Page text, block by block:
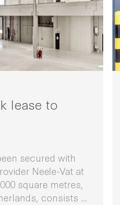
lease to
secured with
Neele-Vat at
consists of